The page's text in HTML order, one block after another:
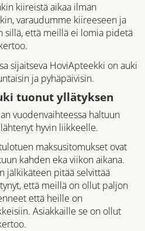
kiireistä aikaa ilman
varaudumme kiireeseen ja
sillä, että meillä ei lomia pidetä
sijaitseva HoviApteekki on auki
ja pyhäpäivisin.
tuonut yllätyksen
vuodenvaihteessa haltuun
hyvin liikkeelle.
maksusitomukset ovat
kahden eka viikon aikana.
jälkikäteen pitää selvittää
että meillä on ollut paljon
että heille on
Asiakkaille se on ollut